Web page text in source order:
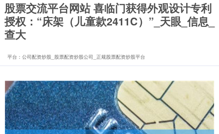
股票交流平台网站 喜临门获得外观设计专利
授权：“床架（儿童款2411C）”_天眼_信息_
查大
平台：公司配资炒股_股票配资炒股公司_正规股票配资炒股平台